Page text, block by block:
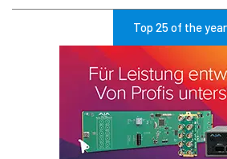
Top 25 of the year